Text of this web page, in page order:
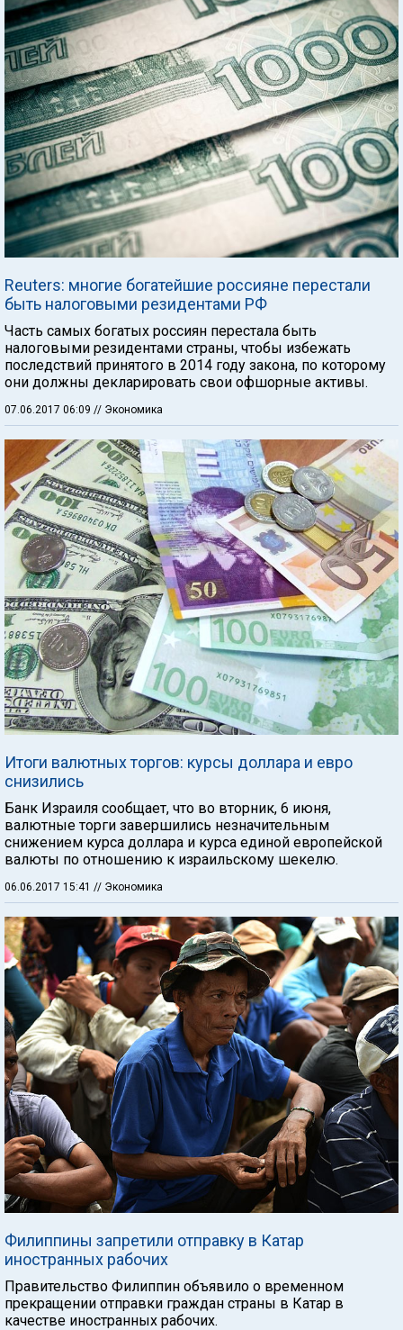
Reuters: многие богатейшие россияне перестали
быть налоговыми резидентами РФ
Часть самых богатых россиян перестала быть
налоговыми резидентами страны, чтобы избежать
последствий принятого в 2014 году закона, по которому
они должны декларировать свои офшорные активы.
07.06.2017 06:09 // Экономика
Итоги валютных торгов: курсы доллара и евро
снизились
Банк Израиля сообщает, что во вторник, 6 июня,
валютные торги завершились незначительным
снижением курса доллара и курса единой европейской
валюты по отношению к израильскому шекелю.
06.06.2017 15:41 // Экономика
Филиппины запретили отправку в Катар
иностранных рабочих
Правительство Филиппин объявило о временном
прекращении отправки граждан страны в Катар в
качестве иностранных рабочих.